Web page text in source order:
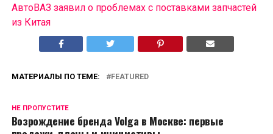
АвтоВАЗ заявил о проблемах с поставками запчастей
из Китая
МАТЕРИАЛЫ ПО ТЕМЕ: FEATURED
НЕ ПРОПУСТИТЕ
Возрождение бренда Volga в Москве: первые